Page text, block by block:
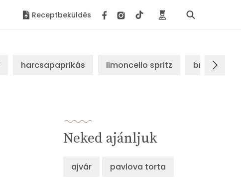
Receptbeküldés
harcsapaprikás limoncello spritz brassói
Neked ajánljuk
ajvár pavlova torta